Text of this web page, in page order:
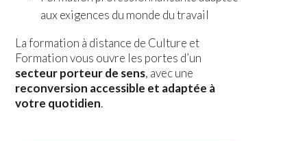
aux exigences du monde du travail
La formation à distance de Culture et
Formation vous ouvre les portes d’un
secteur porteur de sens, avec une
reconversion accessible et adaptée à
votre quotidien.